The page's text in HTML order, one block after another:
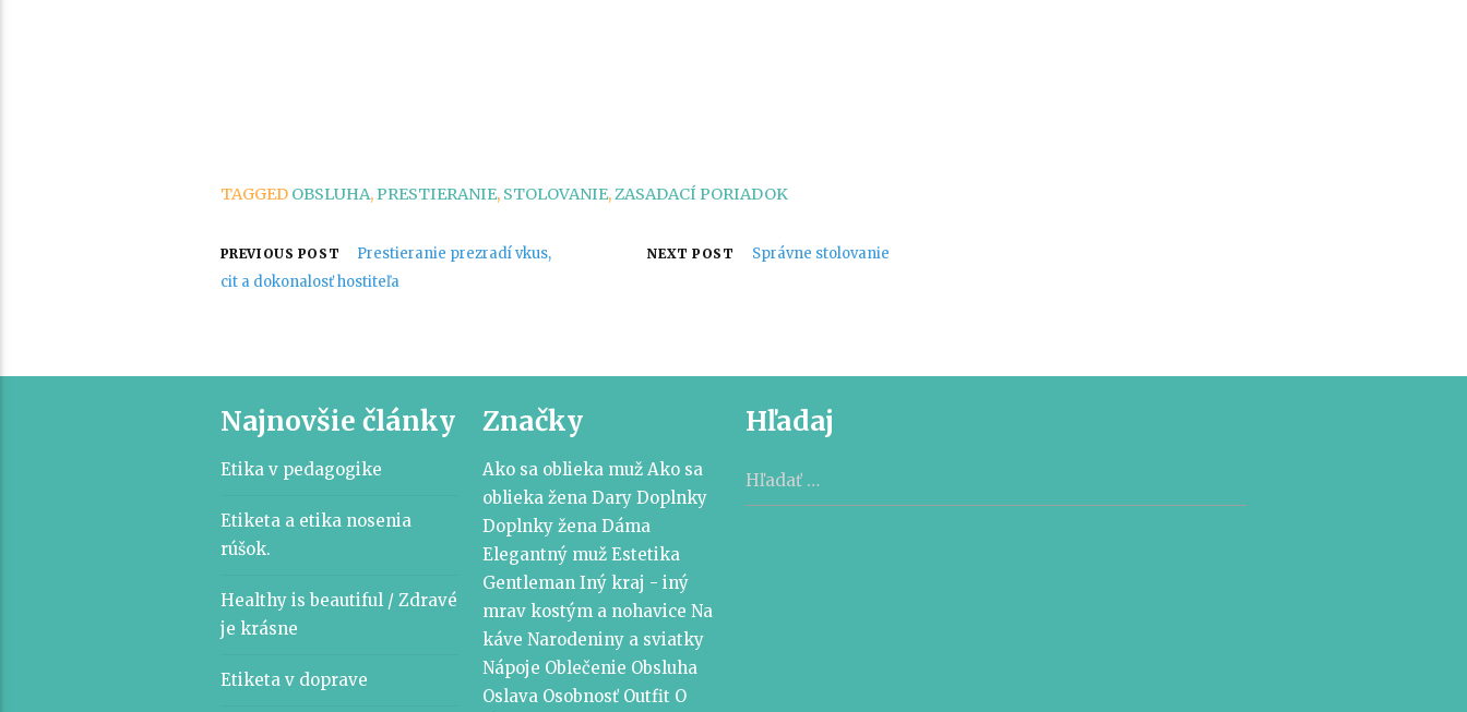
TAGGED OBSLUHA,PRESTIERANIE, STOLOVANIE,ZASADACÍ PORIADOK
Navigácia
článku
PREVIOUS POST
Prestieranie prezradí vkus,
cit a dokonalosť hostiteľa
NEXT POST Správne stolovanie
Najnovšie články
Etika v pedagogike
Etiketa a etika nosenia
rúšok.
Healthy is beautiful / Zdravé
je krásne
Etiketa v doprave
Značky
Ako sa oblieka muž Ako sa
oblieka žena Dary Doplnky
Doplnky žena Dáma
Elegantný muž Estetika
Gentleman Iný kraj - iný
mrav kostým a nohavice Na
káve Narodeniny a sviatky
Nápoje Oblečenie Obsluha
Oslava Osobnosť Outfit O
Hľadaj